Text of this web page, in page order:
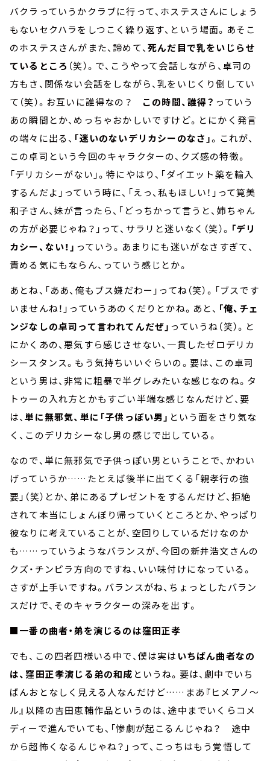
バクラっていうかクラブに行って、ホステスさんにしょう
もないセクハラをしつこく繰り返す、という場面。あそこ
のホステスさんがまた、諦めて、 死んだ目で乳をいじらせ
ているところ （笑）。で、こうやって会話しながら、卓司の
方もさ、関係ない会話をしながら、乳をいじくり倒してい
て（笑）。お互いに誰得なの？ この時間、誰得？ っていう
あの瞬間とか、めっちゃおかしいですけど。とにかく発言
の端々に出る、 「迷いのないデリカシーのなさ」。これが、
この卓司という今回のキャラクターの、クズ感の特徴。
「デリカシーがない」。特にやはり、「ダイエット薬を輸入
するんだよ」っていう時に、「えっ、私もほしい！」って筧美
和子さん、妹が言ったら、「どっちかって言うと、姉ちゃん
の方が必要じゃね？」って、サラリと迷いなく（笑）。 「デリ
カシー、ない！」 っていう。あまりにも迷いがなさすぎて、
責める気にもならん、っていう感じとか。
あとね、「ああ、俺もブス嫌だわー」ってね（笑）。「ブスです
いませんね！」っていうあのくだりとかね。あと、 「俺、チェ
ンジなしの卓司って言われてんだぜ」 っていうね（笑）。と
にかくあの、悪気すら感じさせない、一貫したゼロデリカ
シースタンス。もう気持ちいいぐらいの。要は、この卓司
という男は、非常に粗暴で半グレみたいな感じなのね。タ
トゥーの入れ方とかもすごい半端な感じなんだけど、要
は、単に無邪気、単に「子供っぽい男」 という面をさり気な
く、このデリカシーなし男の感じで出している。
なので、単に無邪気で子供っぽい男ということで、かわい
げっていうか……たとえば後半に出てくる「親孝行の強
要」（笑）とか、弟にあるプレゼントをするんだけど、拒絶
されて本当にしょんぼり帰っていくところとか、やっぱり
彼なりに考えていることが、空回りしているだけなのか
も……っていうようなバランスが、今回の新井浩文さんの
クズ・チンピラ方向のですね、いい味付けになっている。
さすが上手いですね。バランスがね、ちょっとしたバラン
スだけで、そのキャラクターの深みを出す。
■一番の曲者・弟を演じるのは窪田正孝
でも、この四者四様いる中で、僕は実は いちばん曲者なの
は、窪田正孝演じる弟の和成 というね。要は、劇中でいち
ばんおとなしく見える人なんだけど……まあ『ヒメアノ～
ル』以降の吉田恵輔作品というのは、途中までいくらコメ
ディーで進んでいても、「惨劇が起こるんじゃね？ 途中
から超怖くなるんじゃね？」って、こっちはもう覚悟して